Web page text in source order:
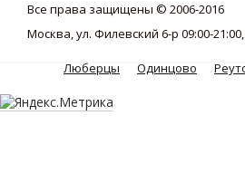
Все права защищены © 2006-2016
Москва, ул. Филевский 6-р 09:00-
Люберцы Одинцово